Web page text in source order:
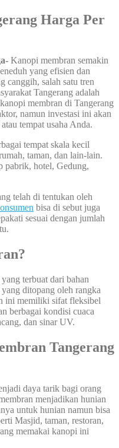
Harga Per
Kanopi membran semakin
yang efisien dan
canggih, salah satu tren
Tangerang adalah
membran di Tangerang
namun investasi ini akan
tempat usaha Anda.
tempat skala kecil
taman, dan lain-lain.
pabrik, hotel, Gedung,
telah di tentukan oleh
bisa di sebut juga
sesuai dengan jumlah
terbuat dari bahan
ditopang oleh rangka
ini memiliki sifat fleksibel
berbagai kondisi cuaca
dan sinar UV.
Tangerang
daya tarik bagi orang
menjadikan hunian
untuk hunian namun bisa
Masjid, taman, restoran,
memakai kanopi ini